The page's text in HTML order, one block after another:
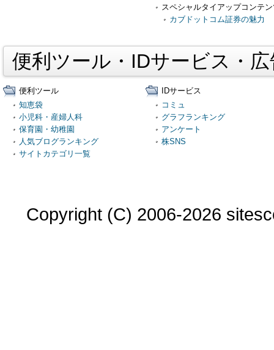
スペシャルタイアップコンテ
カブドットコム証券の魅力
便利ツール・IDサービス・
便利ツール
知恵袋
小児科・産婦人科
保育園・幼稚園
人気ブログランキング
サイトカテゴリ一覧
IDサービス
コミュ
グラフランキング
アンケート
株SNS
Copyright (C) 2006-2026